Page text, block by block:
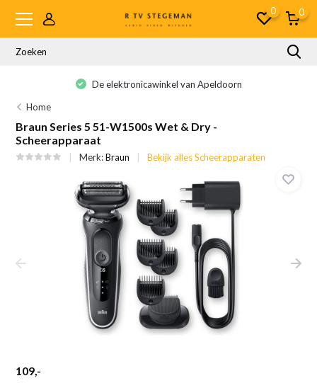
0 0
De elektronicawinkel van Apeldoorn
Home
Braun Series 5 51-W1500s Wet & Dry -
Scheerapparaat
Merk:Braun Bekijk alles Scheerapparaten
109,-